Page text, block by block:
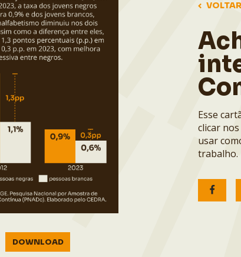
DOWNLOAD
Esse
clicar
usar
trabalho.